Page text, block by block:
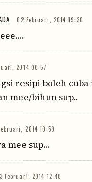
02 Februari, 2014 19:30
2014 00:57
resipi boleh
mee/bihun sup..
2014 10:59
mee sup...
Februari, 2014 12:40